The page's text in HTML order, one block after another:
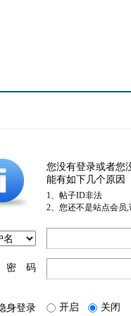
您没有登录或者您
能有如下几个原因
1、帖子ID非法
2、您还不是站点会员
密 码
身登录 开启 关闭